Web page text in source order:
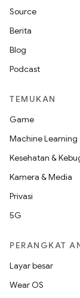
Source
Berita
Blog
Podcast
TEMUKAN
Game
Machine Learning
Kesehatan &
Kamera & Media
Privasi
5G
PERANGKAT
Layar besar
Wear OS